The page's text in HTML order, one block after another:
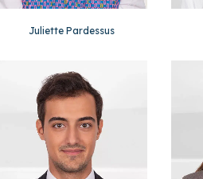
Juliette Pardessus